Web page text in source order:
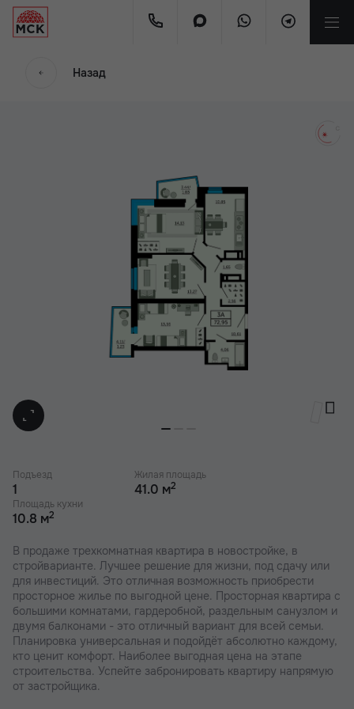
Назад
Подъезд
1
Жилая площадь
41.0 м2
Площадь кухни
10.8 м2
В продаже трехкомнатная квартира в новостройке, в
стройварианте. Лучшее решение для жизни, под сдачу или
для инвестиций. Это отличная возможность приобрести
просторное жилье по выгодной цене. Просторная квартира с
большими комнатами, гардеробной, раздельным санузлом и
двумя балконами - это отличный вариант для всей семьи.
Планировка универсальная и подойдёт абсолютно каждому,
кто ценит комфорт. Наиболее выгодная цена на этапе
строительства. Успейте забронировать квартиру напрямую
от застройщика.